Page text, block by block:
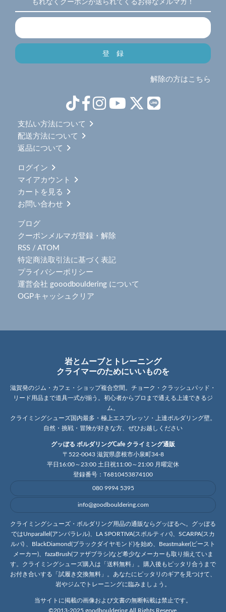
もれなくクーポンが送られてくるお得なメルマガ！
解除の方はこちら
支払い方法について
配送方法について
返品について
ログイン
マイアカウント
カートを見る
お問い合わせ
ブログ
クーポンメルマガ登録・解除
RSS / ATOM
特定商法取引法に基づく表記
プライバシーポリシー
運営会社 gooodbouldering について
OGPキャッシュクリア
岩とムーブとトレーニング
クライマーのためにいいものを
滋賀発のジム・カフェ・ショップ複合空間。チョーク・クラッシュパッド・
リード用品まで道具一式が揃う。初心者からプロまで通える上達できるジ
ム。
クライミングシューズ国内最多・極上エスプレッソ・上達ボルダリング壁。
自然・挑戦・冒険が好きな方、ぜひお越しください
グッぼる ボルダリングCafe クライミング通販
〒522-0043 滋賀県彦根市小泉町34-8
平日16:00～23:00 土日祝11:00～21:00 月曜定休
登録番号：T6810453874100
080 9994 5395
info@goodbouldering.com
クライミングシューズ・ボルダリング用品の通販ならグッぼるへ。グッぼる
ではUnparallel(アンパラレル)、LA SPORTIVA(スポルティバ)、SCARPA(スカ
ルパ) 、BlackDiamond(ブラックダイヤモンド)を始め、Beastmaker(ビースト
メーカー)、fazaBrush(ファザブラシ)など希少なメーカーも取り揃えていま
す。クライミングシューズ購入は「送料無料」。購入後もピッタリ合うまで
お付き合いする「試履き交換無料」。あなたにピッタリのギアを見つけて、
岩やジムでトレーニングに臨みましょう。
当サイトに掲載の画像および文書の無断転載は禁止です。
©2013-2025 goodbouldering All Rights Reserve.